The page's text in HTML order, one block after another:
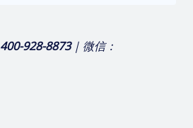
400-928-8873| 微信：